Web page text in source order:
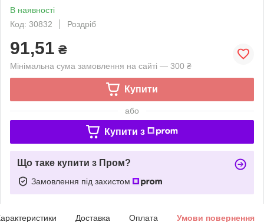
В наявності
Код: 30832
Роздріб
91,51 ₴
Мінімальна сума замовлення на сайті — 300 ₴
Купити
або
Купити з
Що таке купити з Пром?
Замовлення під захистом
Доставка Оплата Умови повернення